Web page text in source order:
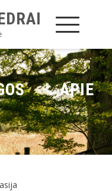
APIE